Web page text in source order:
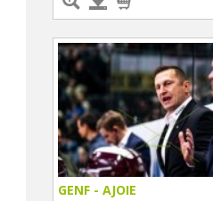
GENF - AJOIE